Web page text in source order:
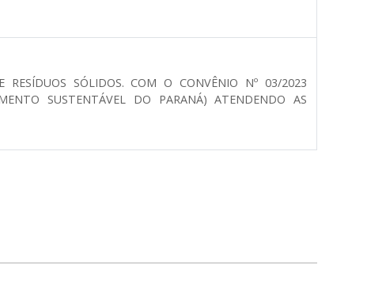
RESÍDUOS SÓLIDOS. COM O CONVÊNIO Nº 03/2023
SUSTENTÁVEL DO PARANÁ) ATENDENDO AS